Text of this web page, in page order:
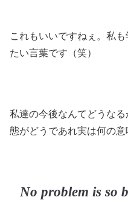
これもいいですねぇ。私
たい言葉です（笑）
私達の今後なんてどうな
態がどうであれ実は何の意
No problem is so